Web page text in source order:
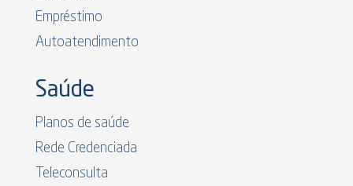
Empréstimo
Autoatendimento
Saúde
Planos de saúde
Rede Credenciada
Teleconsulta